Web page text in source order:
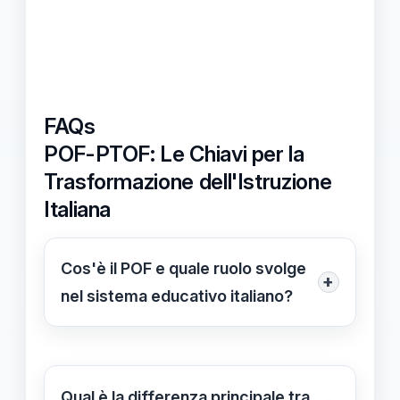
FAQs
POF-PTOF: Le Chiavi per la
Trasformazione dell'Istruzione
Italiana
Cos'è il POF e quale ruolo svolge
nel sistema educativo italiano?
+
Il POF, o Piano dell'Offerta Formativa,
formative di un'istituzione scolastica